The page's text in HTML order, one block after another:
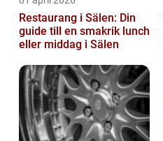
Restaurang i Sälen: Din
guide till en smakrik lunch
eller middag i Sälen